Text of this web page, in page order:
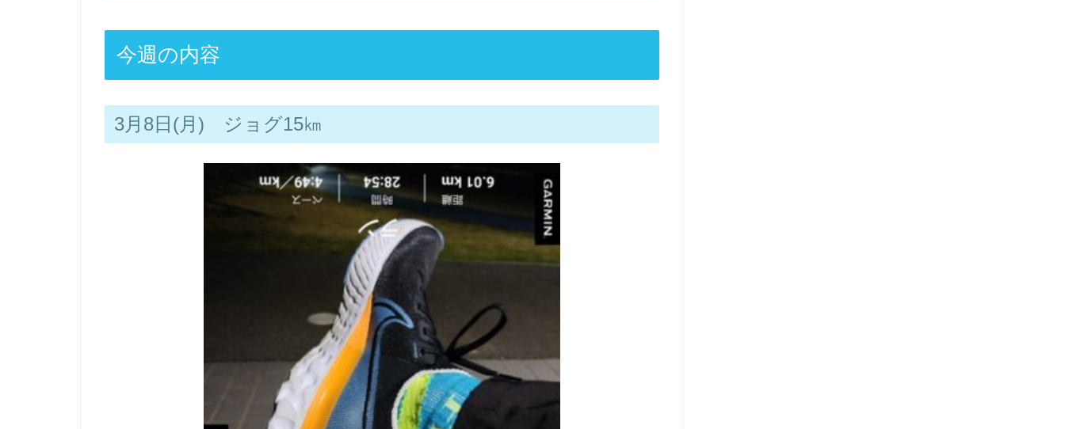
今週の内容
3月8日(月) ジョグ15㎞